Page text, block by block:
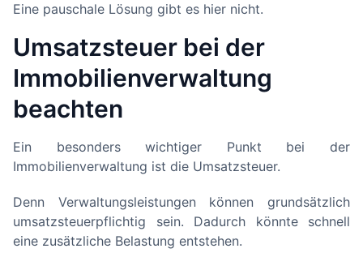
Eine pauschale Lösung gibt es hier nicht.
Umsatzsteuer bei der
Immobilienverwaltung
beachten
Ein besonders wichtiger Punkt bei der
Immobilienverwaltung ist die Umsatzsteuer.
Denn Verwaltungsleistungen können grundsätzlich
umsatzsteuerpflichtig sein. Dadurch könnte schnell
eine zusätzliche Belastung entstehen.